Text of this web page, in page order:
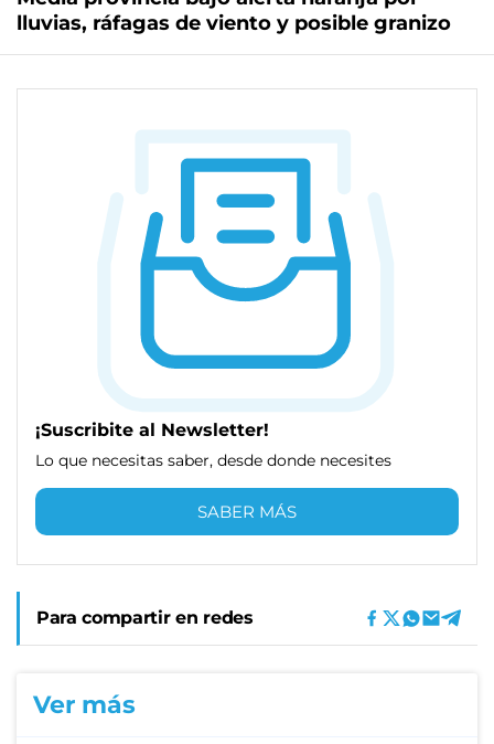
lluvias, ráfagas de viento y posible granizo
¡Suscribite al Newsletter!
Lo que necesitas saber, desde donde necesites
SABER MÁS
Para compartir en redes
Ver más